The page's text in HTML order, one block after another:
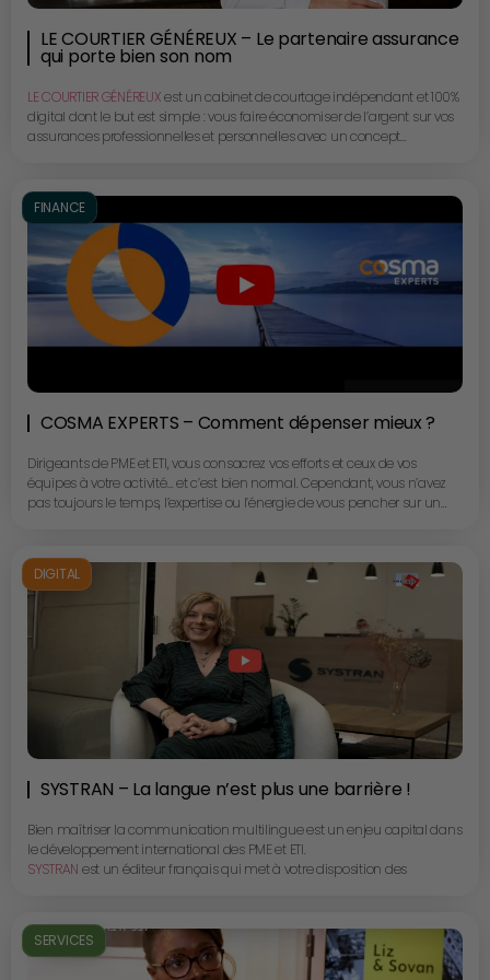
LE COURTIER GÉNÉREUX – Le partenaire assurance
qui porte bien son nom
LE COURTIER GÉNÉREUXest un cabinet de courtage indépendant et 100%
digital dont le but est simple : vous faire économiser de l’argent sur vos
assurances professionnelles et personnelles avec un concept
Directrice générale, nous présentent une approche innovante et
bienveillante de l’assurance et nous prouvent que, pour eux, la
générosité n’est pas un vain mot.
FINANCE
COSMA EXPERTS – Comment dépenser mieux ?
Dirigeants de PME et ETI, vous consacrez vos efforts et ceux de vos
équipes à votre activité… et c’est bien normal. Cependant, vous n’avez
pas toujours le temps, l’expertise ou l’énergie de vous pencher sur un
COSMA EXPERTSet ses spécialistes sectoriels sont là pour vous apporter
un accompagnement sur mesure grâce à une approche et une
méthode qualitative qui vous permettra de déceler des gisements
d’économies substanciels.
Gérald Le Teurs, Directeur Associé, nous présente les axes d’intervention
de COSMA EXPERTS et nous amène en ballade chez SOFINOR pour un
témoignage client bien concret.
DIGITAL
SYSTRAN – La langue n’est plus une barrière !
Bien maîtriser la communication multilingue est un enjeu capital dans
le développement international des PME et ETI.
SYSTRAN est un éditeur français qui met à votre disposition des
et aux organisation publiques.
Gaëlle BOU, Directrice commerciale et marketing, vous parle de ces
solutions sécurisées et personnalisées qui sauront répondre aux
SERVICES